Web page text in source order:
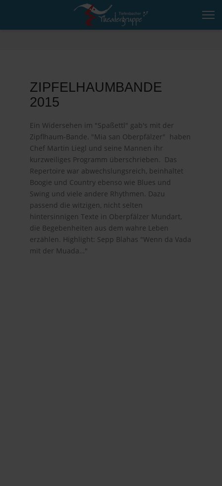
ZIPFELHAUMBANDE
2015
Ein Widersehen im "Spaßettl" gab's mit der
Zipflhaum-Bande. "Mia san Oberpfälzer" haben
Chef Martin Liegl und seine Mannen ihr
kurzweiliges Programm überschrieben. Das
Repertoire war abwechslungsreich, beinhaltet
Boogie und Country ebenso wie Blues und
Swing und viele andere Rhythmen. Dazu
passend die witzigen, nicht selten
hintersinnigen Texte in Oberpfälzer Mundart,
die Begebenheiten aus dem wahre Leben
erzählen. Highlight: Sepp Blahas "Wenn da Vada
mit der Muada…"